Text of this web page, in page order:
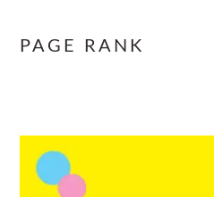
PAGE RANK